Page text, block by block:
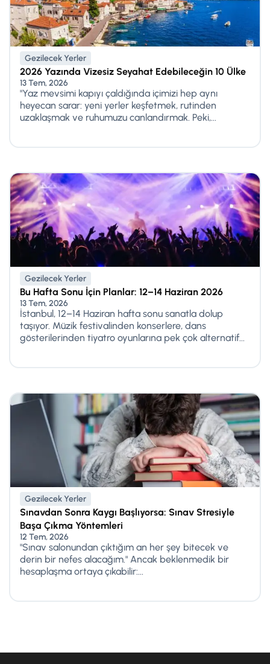
Gezilecek Yerler
2026 Yazında Vizesiz Seyahat Edebileceğin 10 Ülke
13 Tem, 2026
"Yaz mevsimi kapıyı çaldığında içimizi hep aynı
heyecan sarar: yeni yerler keşfetmek, rutinden
uzaklaşmak ve ruhumuzu canlandırmak. Peki,...
Gezilecek Yerler
Bu Hafta Sonu İçin Planlar: 12–14 Haziran 2026
13 Tem, 2026
İstanbul, 12–14 Haziran hafta sonu sanatla dolup
taşıyor. Müzik festivalinden konserlere, dans
gösterilerinden tiyatro oyunlarına pek çok alternatif...
Gezilecek Yerler
Sınavdan Sonra Kaygı Başlıyorsa: Sınav Stresiyle
Başa Çıkma Yöntemleri
12 Tem, 2026
"Sınav salonundan çıktığım an her şey bitecek ve
derin bir nefes alacağım." Ancak beklenmedik bir
hesaplaşma ortaya çıkabilir:...